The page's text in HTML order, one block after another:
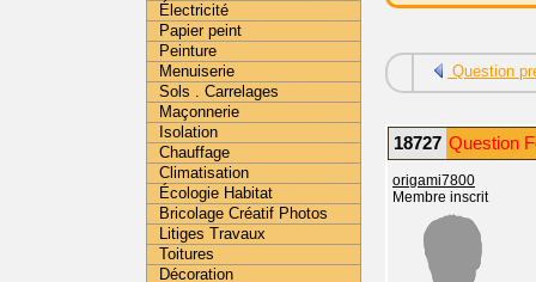
Question
18727 Question
origami7800
Membre inscrit
Électricité
Papier peint
Peinture
Menuiserie
Sols . Carrelages
Maçonnerie
Isolation
Chauffage
Climatisation
Écologie Habitat
Bricolage Créatif Photos
Litiges Travaux
Toitures
Décoration